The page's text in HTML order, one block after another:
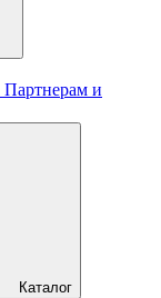
Партнерам и
Каталог